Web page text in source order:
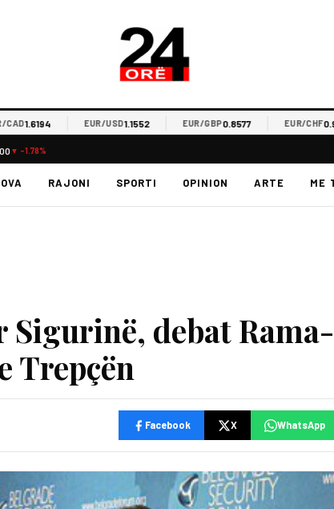
1.6194 EUR/USD1.1552 EUR/GBP0.8577 EUR/CHF0.9328
▼ -1.78%
RAJONI SPORTI OPINION ARTE ME
debat Rama-
Trepçën
Facebook X WhatsApp